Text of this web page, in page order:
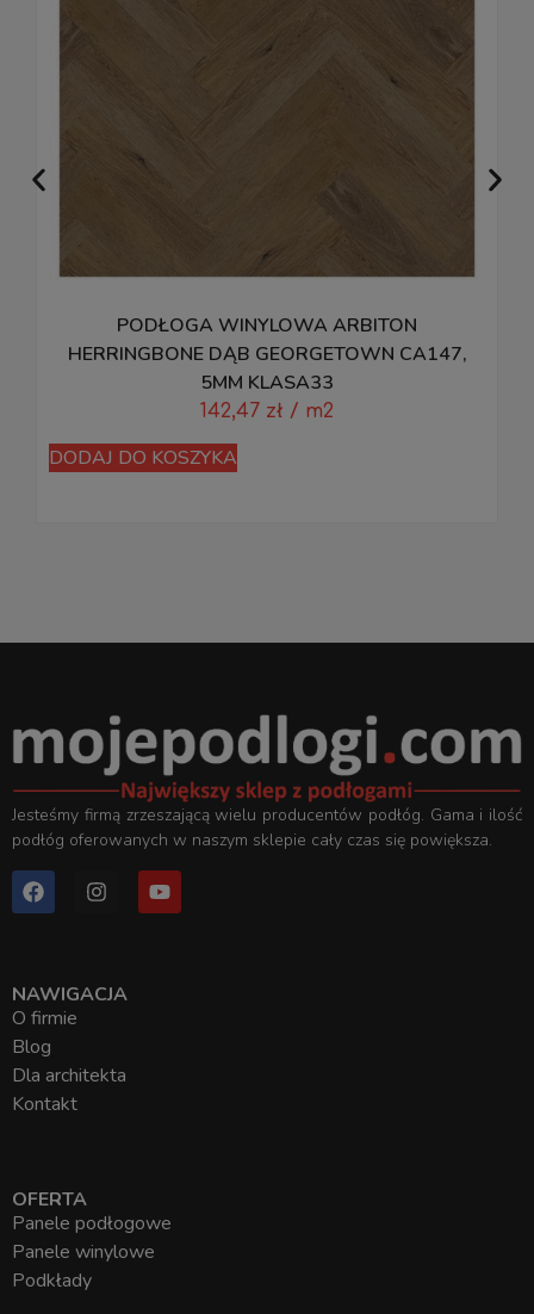
PODŁOGA WINYLOWA ARBITON
HERRINGBONE DĄB GEORGETOWN CA147,
5MM KLASA33
142,47 zł / m2
DODAJ DO KOSZYKA
Jesteśmy firmą zrzeszającą wielu producentów podłóg. Gama i ilość
podłóg oferowanych w naszym sklepie cały czas się powiększa.
NAWIGACJA
O firmie
Blog
Dla architekta
Kontakt
OFERTA
Panele podłogowe
Panele winylowe
Podkłady